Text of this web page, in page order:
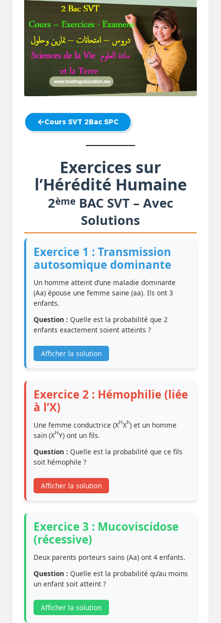
Cours SVT 2Bac SPC
Exercices sur
l’Hérédité Humaine
2ème BAC SVT – Avec
Solutions
Exercice 1 : Transmission
autosomique dominante
Un homme atteint d’une maladie dominante
(Aa) épouse une femme saine (aa). Ils ont 3
enfants.
Question : Quelle est la probabilité que 2
enfants exactement soient atteints ?
Afficher la solution
Exercice 2 : Hémophilie (liée
à l’X)
Une femme conductrice (XHXh) et un homme
sain (XHY) ont un fils.
Question : Quelle est la probabilité que ce fils
soit hémophile ?
Afficher la solution
Exercice 3 : Mucoviscidose
(récessive)
Deux parents porteurs sains (Aa) ont 4 enfants.
Question : Quelle est la probabilité qu’au moins
un enfant soit atteint ?
Afficher la solution